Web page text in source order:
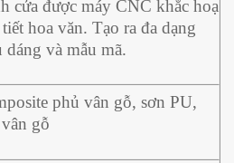
cửa được máy CNC khắc hoạ
hoa văn. Tạo ra đa dạng
dáng và mẫu mã.
phủ vân gỗ, sơn PU,
gỗ